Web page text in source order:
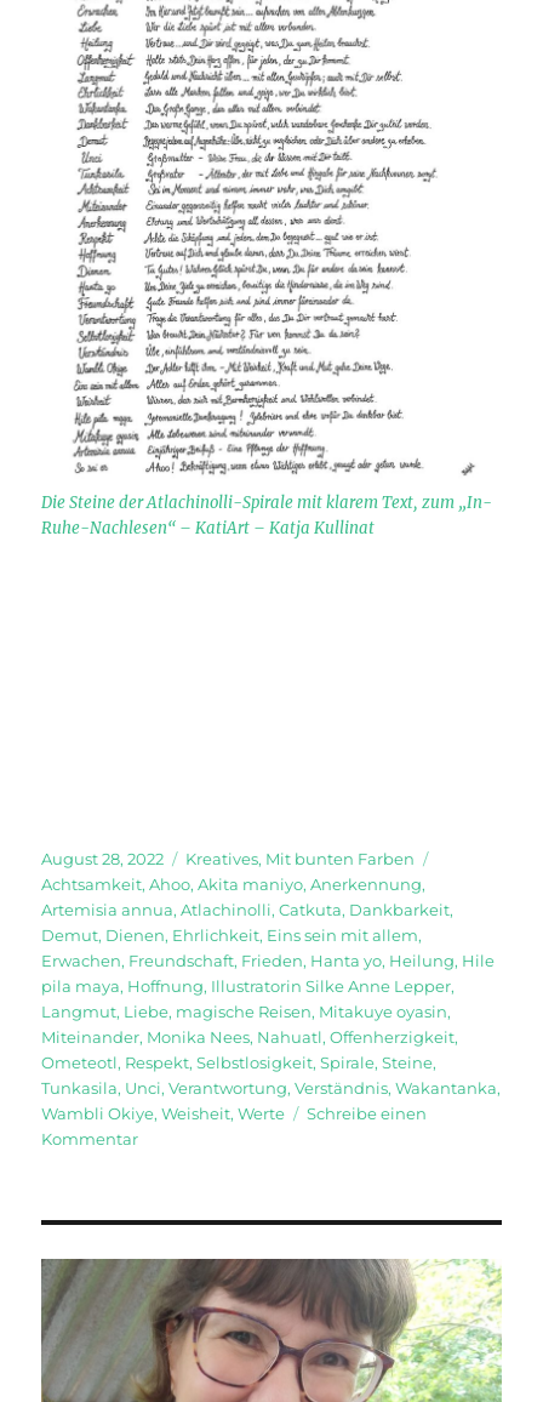
Die Steine der Atlachinolli-Spirale mit klarem Text, zum „In-
Ruhe-Nachlesen“ – KatiArt – Katja Kullinat
Veröffentlicht
am
August 28, 2022 Kategorien
Kreatives, Mit bunten Farben
Achtsamkeit,Ahoo,Akita maniyo,Anerkennung,
Artemisia annua,Atlachinolli,Catkuta, Dankbarkeit,
Demut, Dienen, Ehrlichkeit, Eins sein mit allem,
Erwachen, Freundschaft, Frieden, Hanta yo, Heilung, Hile
pila maya, Hoffnung, Illustratorin Silke Anne Lepper,
Langmut, Liebe, magische Reisen, Mitakuye oyasin,
Miteinander, Monika Nees, Nahuatl,Offenherzigkeit,
Ometeotl, Respekt,Selbstlosigkeit,Spirale,Steine,
Tunkasila, Unci,Verantwortung,Verständnis,Wakantanka,
Wambli Okiye,Weisheit,Werte
Schreibe einen
Kommentarzu
Spirale